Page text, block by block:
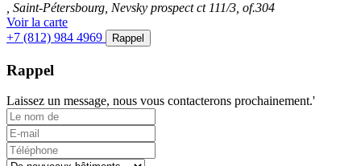
, Saint-Pétersbourg, Nevsky prospect ct 111/3, of.304
Voir la carte
+7 (812) 984 4969
Rappel
Rappel
Laissez un message, nous vous contacterons prochainement.'